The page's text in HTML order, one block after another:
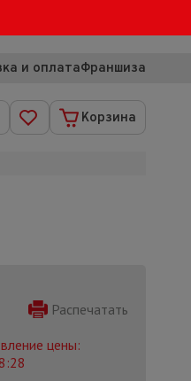
и оплатаФраншиза
Корзина
Распечатать
цены: